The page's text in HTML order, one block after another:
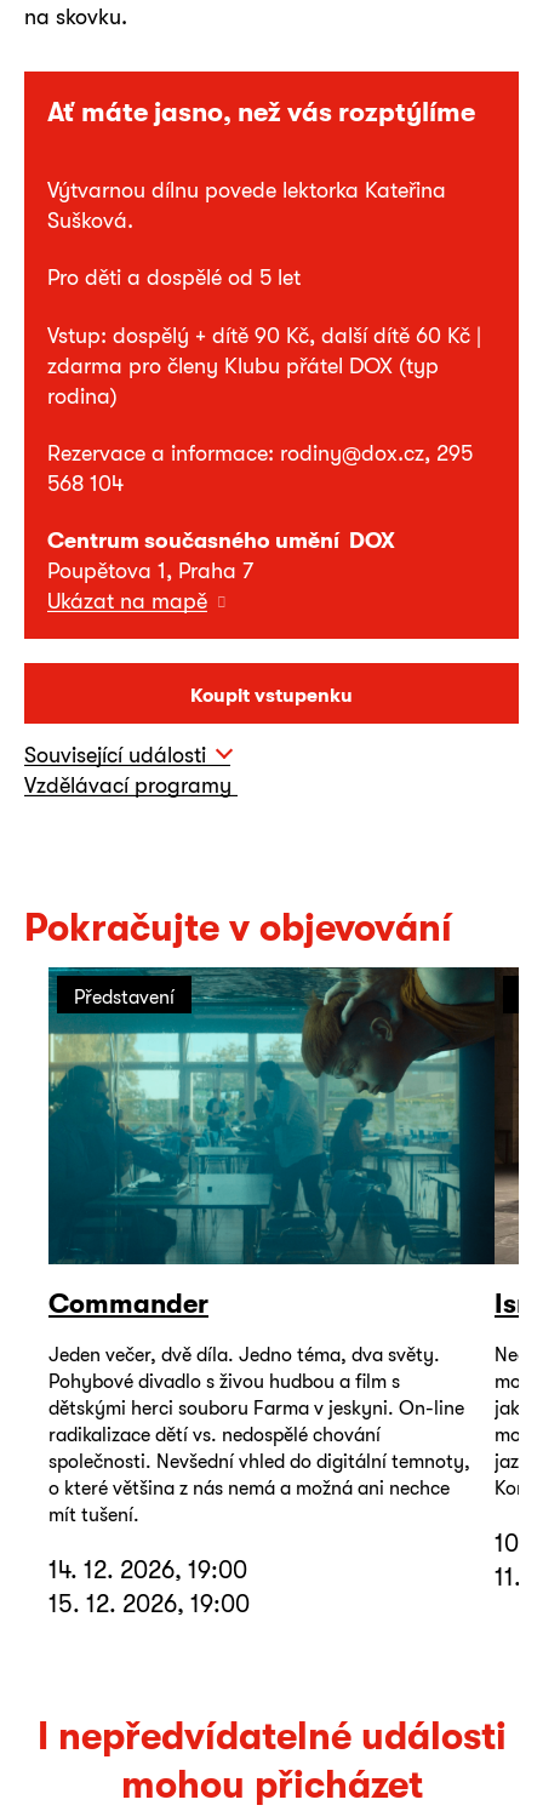
Ať máte jasno, než vás rozptýlíme
Výtvarnou dílnu povede lektorka Kateřina
Sušková.
Pro děti a dospělé od 5 let
Vstup: dospělý + dítě 90 Kč, další dítě 60 Kč |
zdarma pro členy Klubu přátel DOX (typ
rodina)
Rezervace a informace: rodiny@dox.cz, 295
568 104
Centrum současného umění DOX
Poupětova 1, Praha 7
Ukázat na mapě
Koupit vstupenku
na skovku.
Související události
Vzdělávací programy
Pokračujte v objevování
Představení
Commander
Jeden večer, dvě díla. Jedno téma, dva světy.
Pohybové divadlo s živou hudbou a film s
dětskými herci souboru Farma v jeskyni. On-line
radikalizace dětí vs. nedospělé chování
společnosti. Nevšední vhled do digitální temnoty,
o které většina z nás nemá a možná ani nechce
mít tušení.
14. 12. 2026, 19:00
15. 12. 2026, 19:00
jako
10.
11.
I nepředvídatelné události
mohou přicházet